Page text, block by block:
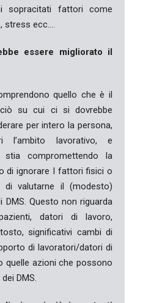
sopracitati fattori come
ecc.…
essere migliorato il
quello che è il
su cui ci si dovrebbe
per intero la persona,
lavorativo, e
compromettendo la
di ignorare I fattori fisici o
valutarne il (modesto)
DMS. Questo non riguarda
datori di lavoro,
significativi cambi di
di lavoratori/datori di
quelle azioni che possono
DMS.